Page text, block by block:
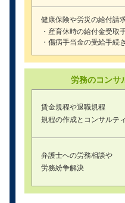
健康保険や労災の給付請
・産育休時の給付金受取
・傷病手当金の受給手続き
労務のコンサ
賃金規程や退職規程
規程の作成とコンサルテ
弁護士への労務相談や
労務紛争解決